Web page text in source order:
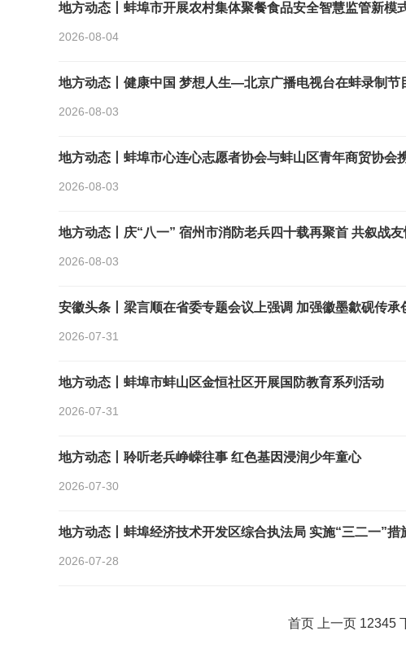
地方动态丨蚌埠市开展农村集体聚餐食品安全智慧监管新模
2026-08-04
地方动态丨健康中国 梦想人生—北京广播电视台在蚌录制节
2026-08-03
地方动态丨蚌埠市心连心志愿者协会与蚌山区青年商贸协会
2026-08-03
地方动态丨庆“八一” 宿州市消防老兵四十载再聚首 共叙战友
2026-08-03
安徽头条丨梁言顺在省委专题会议上强调 加强徽墨歙砚传
2026-07-31
地方动态丨蚌埠市蚌山区金恒社区开展国防教育系列活动
2026-07-31
地方动态丨聆听老兵峥嵘往事 红色基因浸润少年童心
2026-07-30
地方动态丨蚌埠经济技术开发区综合执法局 实施“三二一”
2026-07-28
首页 上一页 12345